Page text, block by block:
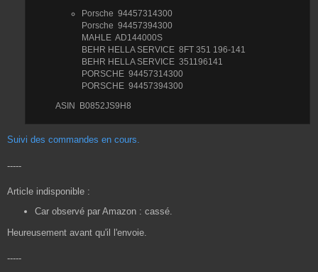
Porsche ‎ 94457314300
Porsche ‎ 94457394300
MAHLE ‎ AD144000S
BEHR HELLA SERVICE ‎ 8FT 351 196-141
BEHR HELLA SERVICE ‎ 351196141
PORSCHE ‎ 94457314300
PORSCHE ‎ 94457394300
ASIN ‎ B0852JS9H8
Suivi des commandes en cours.
-----
Article indisponible :
Car observé par Amazon : cassé.
Heureusement avant qu'il l'envoie.
-----